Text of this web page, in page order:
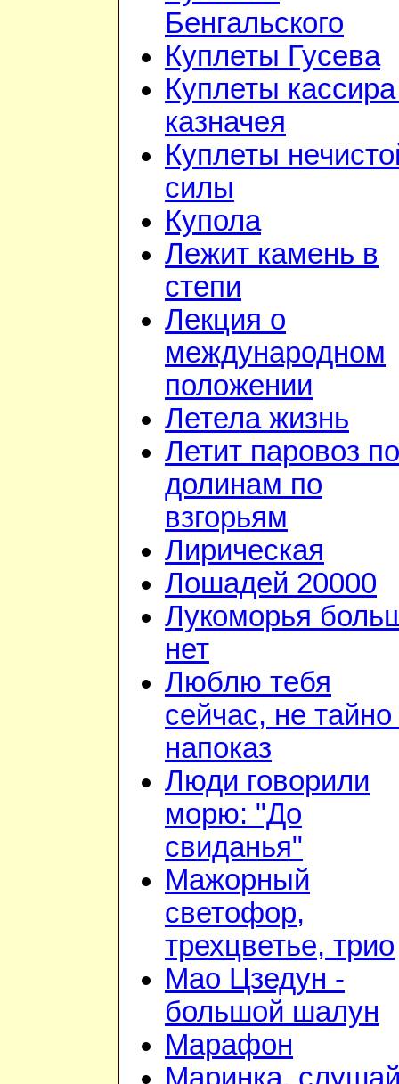
Бенгальского
Куплеты Гусева
Куплеты
казначея
Куплеты
силы
Купола
Лежит камень в
степи
Лекция о
международном
положении
Летела жизнь
Летит паровоз по
долинам по
взгорьям
Лирическая
Лошадей 20000
Лукоморья
нет
Люблю тебя
сейчас, не тайно
напоказ
Люди говорили
морю: "До
свиданья"
Мажорный
светофор,
трехцветье, трио
Мао Цзедун -
большой шалун
Марафон